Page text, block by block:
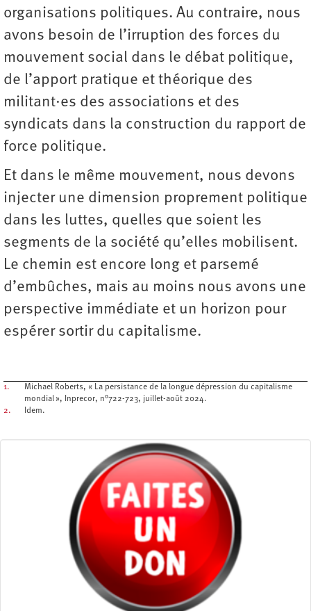
organisations politiques. Au contraire, nous
avons besoin de l’irruption des forces du
mouvement social dans le débat politique,
de l’apport pratique et théorique des
militant·es des associations et des
syndicats dans la construction du rapport de
force politique.
Et dans le même mouvement, nous devons
injecter une dimension proprement politique
dans les luttes, quelles que soient les
segments de la société qu’elles mobilisent.
Le chemin est encore long et parsemé
d’embûches, mais au moins nous avons une
perspective immédiate et un horizon pour
espérer sortir du capitalisme.
1.
Michael Roberts, « La persistance de la longue dépression du capitalisme
mondial », Inprecor, n°722-723, juillet-août 2024.
2.
Idem.